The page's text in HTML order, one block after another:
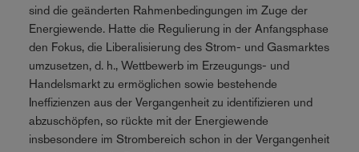
sind die geänderten Rahmenbedingungen im Zuge der
Energiewende. Hatte die Regulierung in der Anfangsphase
den Fokus, die Liberalisierung des Strom- und Gasmarktes
umzusetzen, d. h., Wettbewerb im Erzeugungs- und
Handelsmarkt zu ermöglichen sowie bestehende
Ineffizienzen aus der Vergangenheit zu identifizieren und
abzuschöpfen, so rückte mit der Energiewende
insbesondere im Strombereich schon in der Vergangenheit